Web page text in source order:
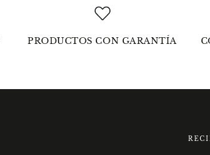
PRODUCTOS CON GARANTÍA